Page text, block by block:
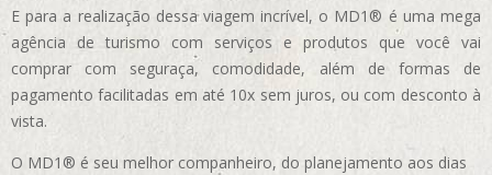
E para a realização dessa viagem incrível, o MD1® é uma mega
agência de turismo com serviços e produtos que você vai
comprar com seguraça, comodidade, além de formas de
pagamento facilitadas em até 10x sem juros, ou com desconto à
vista.
O MD1® é seu melhor companheiro, do planejamento aos dias